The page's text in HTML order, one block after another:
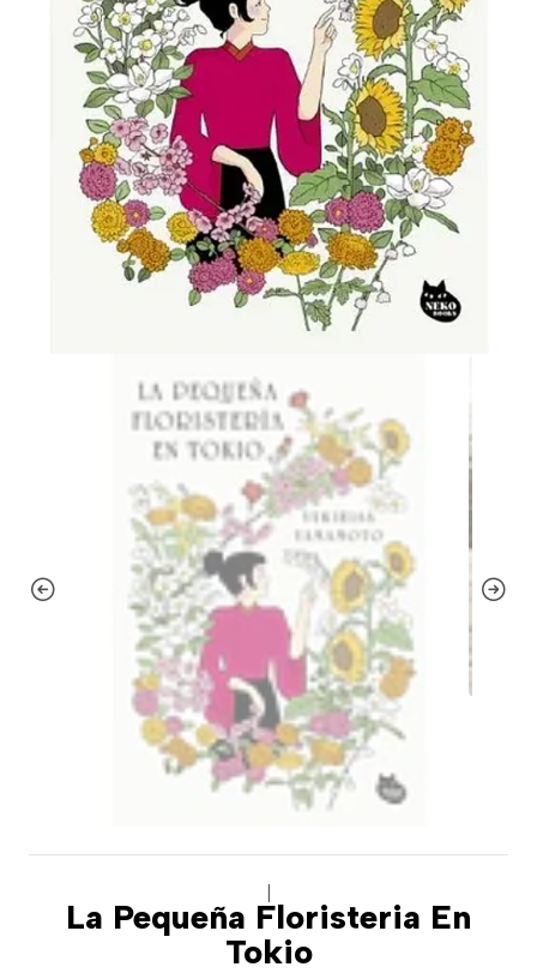
La Pequeña Floristeria En
Tokio